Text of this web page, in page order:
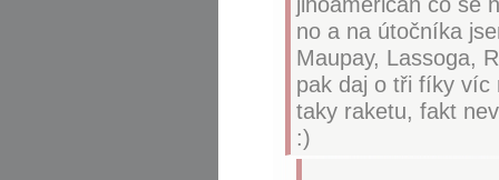
no a na útočníka
Maupay, Lassoga,
pak daj o tři fíky víc
taky raketu, fakt
:)